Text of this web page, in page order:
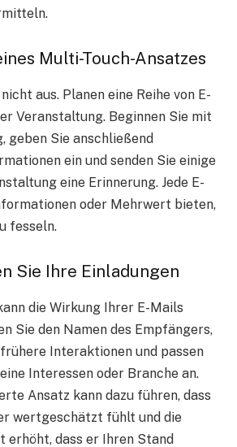
Multi-Touch-Ansatzes
aus. Planen eine Reihe von E-
Veranstaltung. Beginnen Sie mit
geben Sie anschließend
ein und senden Sie einige
eine Erinnerung. Jede E-
oder Mehrwert bieten,
fesseln.
Sie Ihre Einladungen
die Wirkung Ihrer E-Mails
Sie den Namen des Empfängers,
Interaktionen und passen
Interessen oder Branche an.
Ansatz kann dazu führen, dass
wertgeschätzt fühlt und die
erhöht, dass er Ihren Stand